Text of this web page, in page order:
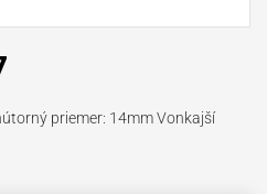
priemer: 14mm Vonkajší